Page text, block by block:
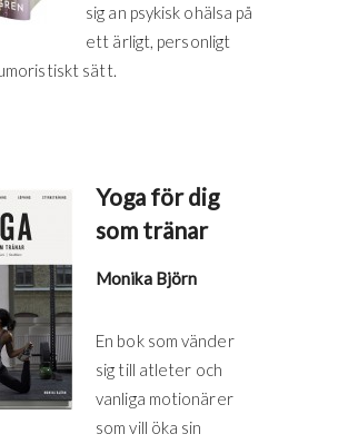
sig an psykisk ohälsa på
ett ärligt, personligt
sätt.
Yoga för dig
som tränar
Monika Björn
En bok som vänder
sig till atleter och
vanliga motionärer
som vill öka sin